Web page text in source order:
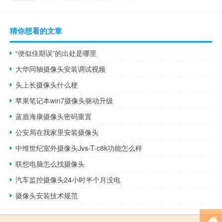
猜你想看的文章
“便似佳期误”的出处是哪里
大华同轴摄像头安装调试视频
头上长摄像头什么梗
苹果笔记本win7摄像头驱动升级
蓝盾海康摄像头密码重置
公安局在我家里安装摄像头
中维世纪室外摄像头Jvs-T-c8k功能怎么样
联想电脑怎么找摄像头
汽车监控摄像头24小时半个月没电
摄像头安装技术规范